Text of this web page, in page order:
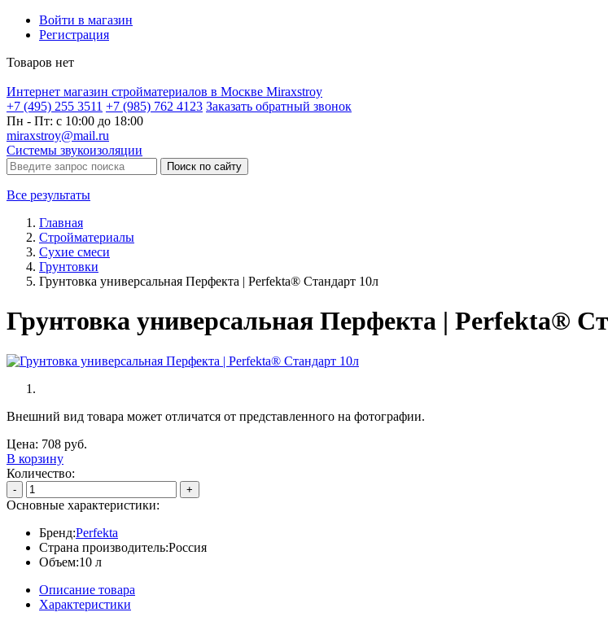
Войти в магазин
Регистрация
Товаров нет
Интернет магазин стройматериалов в Москве Miraxstroy
+7 (495) 255 3511 +7 (985) 762 4123 Заказать обратный звонок
Пн - Пт: с 10:00 до 18:00
miraxstroy@mail.ru
Системы звукоизоляции
Поиск по сайту
Все результаты
Главная
Стройматериалы
Сухие смеси
Грунтовки
Грунтовка универсальная Перфекта | Perfekta® Стандарт 10л
Грунтовка универсальная Перфекта | Perfekta®
Внешний вид товара может отличатся от представленного на фотографии.
Цена: 708 руб.
В корзину
Количество:
- +
Основные характеристики:
Бренд:Perfekta
Страна производитель:Россия
Объем:10 л
Описание товара
Характеристики